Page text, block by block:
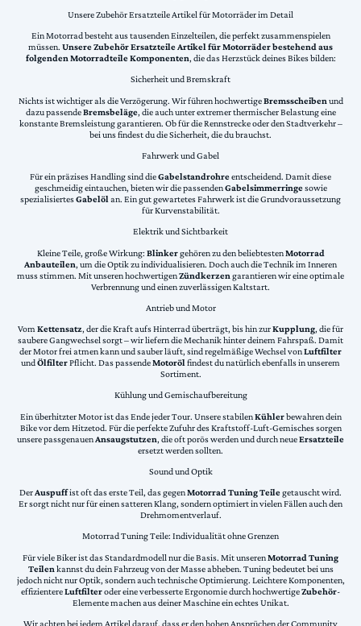
Unsere Zubehör Ersatzteile Artikel für Motorräder im Detail
Ein Motorrad besteht aus tausenden Einzelteilen, die perfekt zusammenspielen
müssen. Unsere Zubehör Ersatzteile Artikel für Motorräder bestehend aus
folgenden Motorradteile Komponenten, die das Herzstück deines Bikes bilden:
Sicherheit und Bremskraft
Nichts ist wichtiger als die Verzögerung. Wir führen hochwertigeBremsscheiben und
dazu passendeBremsbeläge, die auch unter extremer thermischer Belastung eine
konstante Bremsleistung garantieren. Ob für die Rennstrecke oder den Stadtverkehr –
bei uns findest du die Sicherheit, die du brauchst.
Fahrwerk und Gabel
Für ein präzises Handling sind dieGabelstandrohreentscheidend. Damit diese
geschmeidig eintauchen, bieten wir die passendenGabelsimmerringesowie
spezialisiertesGabelölan. Ein gut gewartetes Fahrwerk ist die Grundvoraussetzung
für Kurvenstabilität.
Elektrik und Sichtbarkeit
Kleine Teile, große Wirkung: Blinkergehören zu den beliebtestenMotorrad
Anbauteilen, um die Optik zu individualisieren. Doch auch die Technik im Inneren
muss stimmen. Mit unseren hochwertigenZündkerzen garantieren wir eine optimale
Verbrennung und einen zuverlässigen Kaltstart.
Antrieb und Motor
VomKettensatz, der die Kraft aufs Hinterrad überträgt, bis hin zurKupplung, die für
saubere Gangwechsel sorgt – wir liefern die Mechanik hinter deinem Fahrspaß. Damit
der Motor frei atmen kann und sauber läuft, sind regelmäßige Wechsel vonLuftfilter
undÖlfilterPflicht. Das passendeMotorölfindest du natürlich ebenfalls in unserem
Sortiment.
Kühlung und Gemischaufbereitung
Ein überhitzter Motor ist das Ende jeder Tour. Unsere stabilenKühlerbewahren dein
Bike vor dem Hitzetod. Für die perfekte Zufuhr des Kraftstoff-Luft-Gemisches sorgen
unsere passgenauenAnsaugstutzen, die oft porös werden und durch neueErsatzteile
ersetzt werden sollten.
Sound und Optik
DerAuspuffist oft das erste Teil, das gegenMotorrad Tuning Teilegetauscht wird.
Er sorgt nicht nur für einen satteren Klang, sondern optimiert in vielen Fällen auch den
Drehmomentverlauf.
Motorrad Tuning Teile: Individualität ohne Grenzen
Für viele Biker ist das Standardmodell nur die Basis. Mit unserenMotorrad Tuning
Teilen kannst du dein Fahrzeug von der Masse abheben. Tuning bedeutet bei uns
jedoch nicht nur Optik, sondern auch technische Optimierung. Leichtere Komponenten,
effizientereLuftfilteroder eine verbesserte Ergonomie durch hochwertigeZubehör-
Elemente machen aus deiner Maschine ein echtes Unikat.
Wir achten bei jedem Artikel darauf, dass er den hohen Ansprüchen der Community